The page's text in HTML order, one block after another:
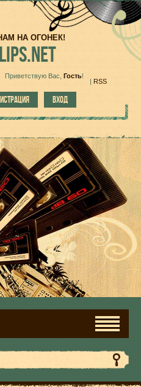
НА ОГОНЕК!
Приветствую Вас Гость!
|RSS
ВХОД